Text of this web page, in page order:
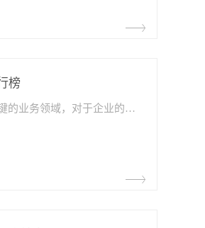
榜
财税管理是一个关键的业务领域，对于企业的财务运营和合规要求至关重要。随着数字化转型的推进，越来越多的企业开始使用财税管理软件来提高效率和准确性。